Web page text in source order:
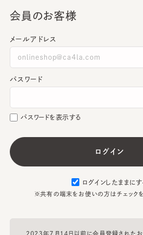
会員のお客様
メールアドレス
パスワード
パスワードを表示する
ログインしたままにす
※共有の端末をお使いの方はチェック
2023年7月14日以前に会員登録されたお